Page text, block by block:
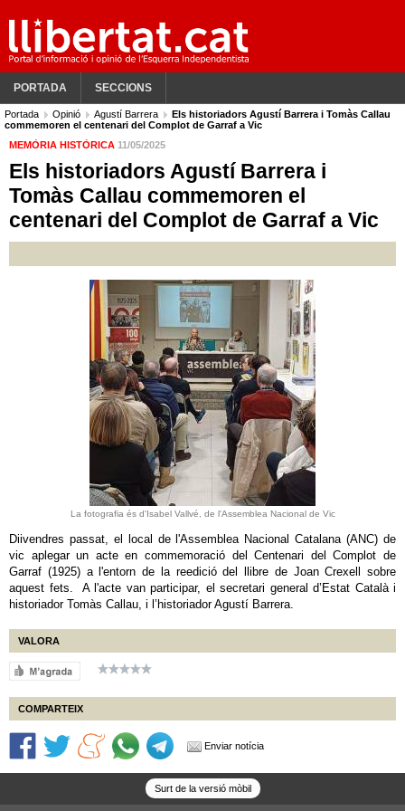
PORTADA SECCIONS
Portada Opinió Agustí Barrera
Els historiadors Agustí Barrera i Tomàs Callau
commemoren el centenari del Complot de Garraf a Vic
MEMÒRIA HISTÒRICA 11/05/2025
Els historiadors Agustí Barrera i
Tomàs Callau commemoren el
centenari del Complot de Garraf a Vic
La fotografia és d'Isabel Vallvé, de l'Assemblea Nacional de Vic
Diivendres passat, el local de l'Assemblea Nacional Catalana (ANC) de
vic aplegar un acte en commemoració del Centenari del Complot de
Garraf (1925) a l'entorn de la reedició del llibre de Joan Crexell sobre
aquest fets. A l'acte van participar, el secretari general d’Estat Català i
historiador Tomàs Callau, i l’historiador Agustí Barrera.
VALORA
COMPARTEIX
Enviar notícia
Surt de la versió mòbil